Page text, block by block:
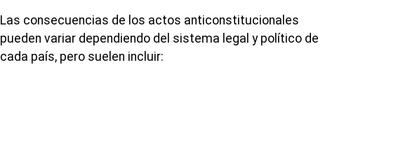
Las consecuencias de los actos anticonstitucionales
pueden variar dependiendo del sistema legal y político de
cada país, pero suelen incluir: